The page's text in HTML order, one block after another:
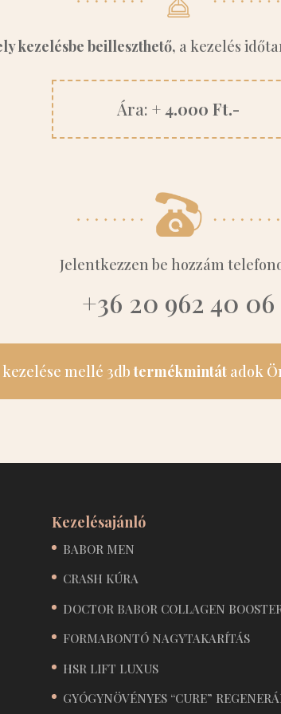
kezelésbe beilleszthető, a kezelés
Ára: + 4.000 Ft.-
Jelentkezzen be hozzám
+36 20 962 40 06
kezelése mellé 3dbtermékmintátadok
Kezelésajánló
BABOR MEN
CRASH KÚRA
DOCTOR BABOR COLLAGEN
FORMABONTÓ NAGYTAKARÍTÁS
HSR LIFT LUXUS
GYÓGYNÖVÉNYES “CURE”